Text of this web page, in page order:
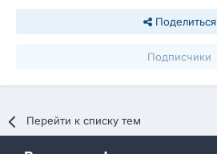
Поделиться
Подписчики
Перейти к списку тем